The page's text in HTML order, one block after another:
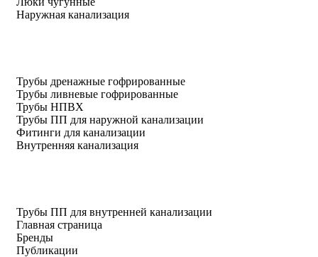
Наружная канализация
Трубы дренажные гофрированные
Трубы ливневые гофрированные
Трубы НПВХ
Трубы ПП для наружной канализации
Фитинги для канализации
Внутренняя канализация
Трубы ПП для внутренней канализации
Главная страница
Бренды
Публикации